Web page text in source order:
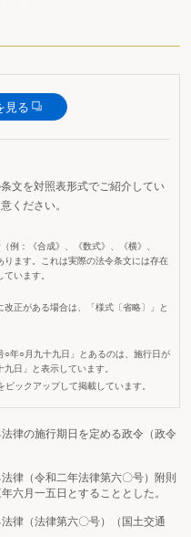
見る
文を対照表形式でご紹介してい
ください。
例：《合成》、《数式》、《横》、
ります。これは実際の法令条文には存在
います。
正がある場合は、「様式〔省略〕」と
年○月九十九日」とあるのは、施行日が
日」と表示しています。
ックアップして掲載しています。
律の施行期日を定める政令（政令
律（令和二年法律第六〇号）附則
六月一五日とすることとした。
律（法律第六〇号）（国土交通